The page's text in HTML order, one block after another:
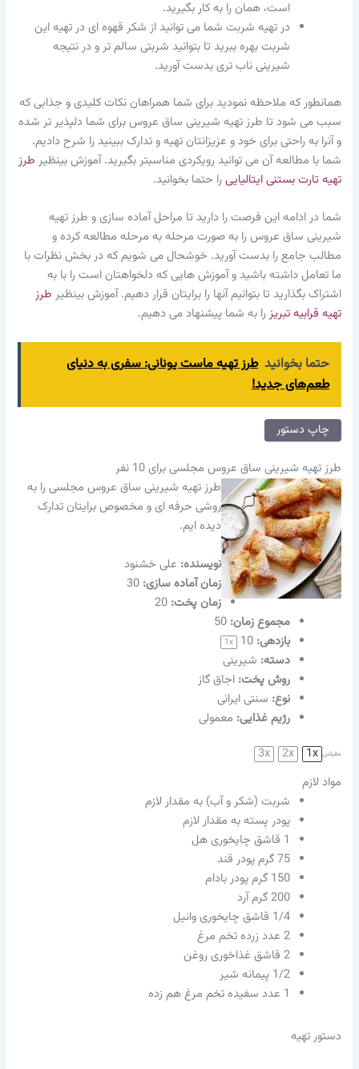
است، همان را به کار بگیرید.
در تهیه شربت شما می توانید از شکر قهوه ای در تهیه این
شربت بهره ببرید تا بتوانید شربتی سالم تر و در نتیجه
شیرینی ناب تری بدست آورید.
همانطور که ملاحظه نمودید برای شما همراهان نکات کلیدی و جذابی که
سبب می شود تا طرز تهیه شیرینی ساق عروس برای شما دلپذیر تر شده
و آنرا به راحتی برای خود و عزیزانتان تهیه و تدارک ببینید را شرح دادیم.
شما با مطالعه آن می توانید رویکردی مناسبتر بگیرید. آموزش بینظیر طرز
تهیه تارت بستنی ایتالیاییرا حتما بخوانید.
شما در ادامه این فرصت را دارید تا مراحل آماده سازی و طرز تهیه
شیرینی ساق عروس را به صورت مرحله به مرحله مطالعه کرده و
مطالب جامع را بدست آورید. خوشحال می شویم که در بخش نظرات با
ما تعامل داشته باشید و آموزش هایی که دلخواهتان است را با به
اشتراک بگذارید تا بتوانیم آنها را برایتان قرار دهیم. آموزش بینظیر طرز
تهیه قرابیه تبریزرا به شما پیشنهاد می دهیم.
حتما بخوانید طرز تهیه ماست یونانی: سفری به دنیای
طعم‌های جدید!
چاپ دستور
طرز تهیه شیرینی ساق عروس مجلسی برای 10 نفر
طرز تهیه شیرینی ساق عروس مجلسی را به
روشی حرفه ای و مخصوص برایتان تدارک
دیده ایم.
نویسنده‌: علی خشنود
زمان آماده سازی: 30
زمان پخت: 20
مجموع زمان: 50
بازدهی: 10
1x
دسته: شیرینی
روش پخت: اجاق گاز
نوع: سنتی ایرانی
رژیم غذایی: معمولی
مقیاس 1x
2x
3x
مواد لازم
شربت (شکر و آب) به مقدار لازم
پودر پسته به مقدار لازم
1 قاشق چایخوری هل
75گرم پودر قند
150 گرم پودر بادام
200گرم آرد
1/4 قاشق چایخوری وانیل
2 عدد زرده تخم مرغ
2 قاشق غذاخوری روغن
1/2 پیمانه شیر
1 عدد سفیده تخم مرغ هم زده
دستور تهیه